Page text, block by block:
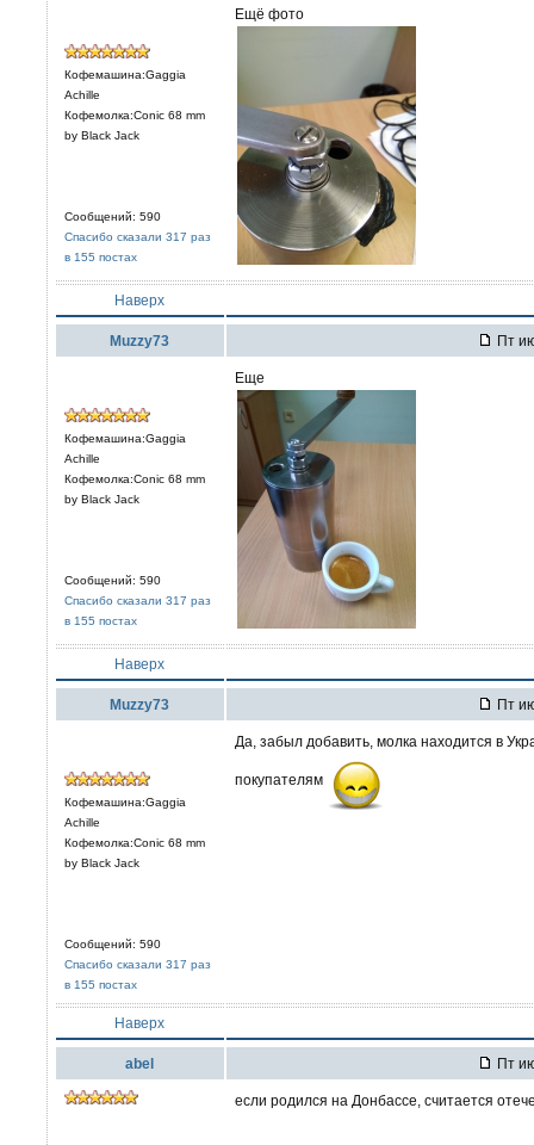
Кофемашина:Gaggia
Achille
Кофемолка:Conic 68 mm
by Black Jack
Сообщений: 590
Спасибо сказали 317 раз
в 155 постах
Ещё фото
Наверх
Muzzy73 Пт
Кофемашина:Gaggia
Achille
Кофемолка:Conic 68 mm
by Black Jack
Сообщений: 590
Спасибо сказали 317 раз
в 155 постах
Еще
Наверх
Muzzy73 Пт
Кофемашина:Gaggia
Achille
Кофемолка:Conic 68 mm
by Black Jack
Сообщений: 590
Спасибо сказали 317 раз
в 155 постах
Да, забыл добавить, молка находится в
покупателям
Наверх
abel Пт
если родился на Донбассе, считается